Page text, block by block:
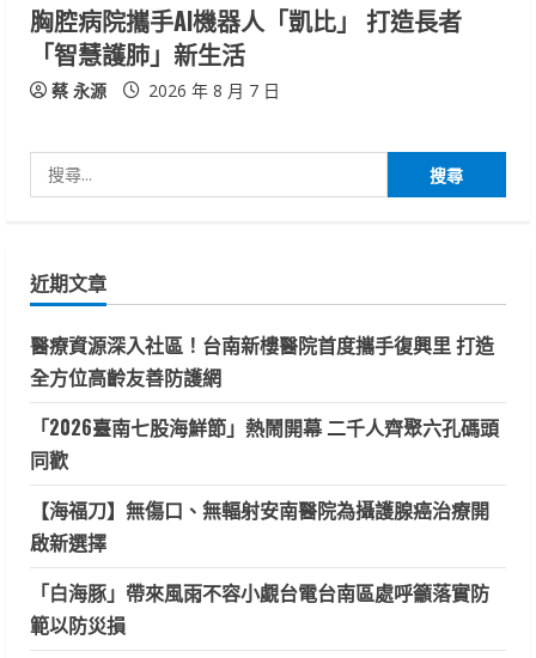
胸腔病院攜手AI機器人「凱比」 打造長者
「智慧護肺」新生活
蔡 永源 2026 年 8 月 7 日
尋
字:
近期文章
醫療資源深入社區！台南新樓醫院首度攜手復興里 打造
全方位高齡友善防護網
「2026臺南七股海鮮節」熱鬧開幕 二千人齊聚六孔碼頭
同歡
【海福刀】無傷口、無輻射安南醫院為攝護腺癌治療開
啟新選擇
「白海豚」帶來風雨不容小覷台電台南區處呼籲落實防
範以防災損